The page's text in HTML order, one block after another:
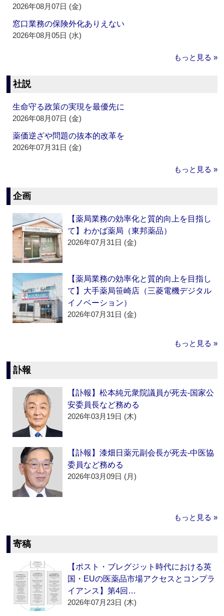
2026年08月07日 (金)
窓口業務の保険外化ありえない
2026年08月05日 (水)
もっと見る »
社説
生命守る政策の実現を最優先に
2026年08月07日 (金)
薬価逆ざや問題の抜本的改革を
2026年07月31日 (金)
もっと見る »
企画
【薬局業務の効率化と質的向上を目指し
て】わかば薬局（東邦薬品）
2026年07月31日 (金)
【薬局業務の効率化と質的向上を目指し
て】大手薬局笹崎店（三菱電機デジタル
イノベーション）
2026年07月31日 (金)
もっと見る »
訃報
【訃報】松本純元衆院議員が死去‐国家公
安委員長など務める
2026年03月19日 (木)
【訃報】漆畑日薬元副会長が死去‐中医協
委員など務める
2026年03月09日 (月)
もっと見る »
寄稿
【ポスト・ブレグジット時代における英
国・EUの医薬品市場アクセスとコンプラ
イアンス】第4回…
2026年07月23日 (木)